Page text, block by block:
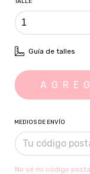
Guía de talles
MEDIOS DE ENVÍO
No sé mi código